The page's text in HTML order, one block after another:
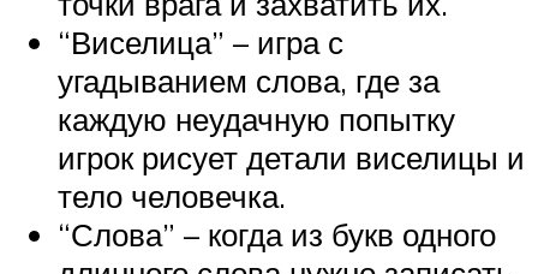
“Виселица” – игра с
угадыванием слова, где за
каждую неудачную попытку
игрок рисует детали виселицы и
тело человечка.
“Слова” – когда из букв одного